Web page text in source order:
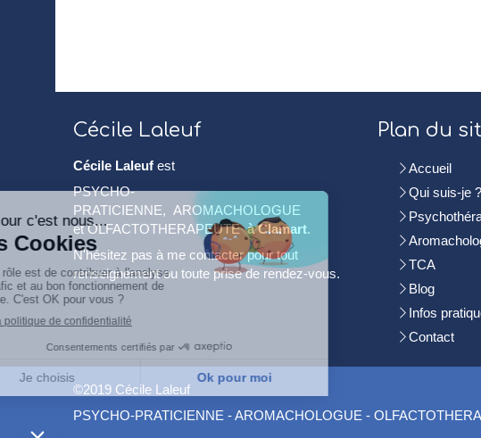
Cécile Laleuf
Cécile Laleuf est
PSYCHO-
PRATICIENNE, AROMACHOLOGUE
et OLFACTOTHERAPEUTEà Clamart.
N'hésitez pas à me contacter pour tout
renseignement ou toute prise de rendez-vous.
Plan du
Accueil
Qui suis-je ?
TCA
Blog
Infos
Contact
©2019 Cécile Laleuf
PSYCHO-PRATICIENNE - AROMACHOLOGUE -